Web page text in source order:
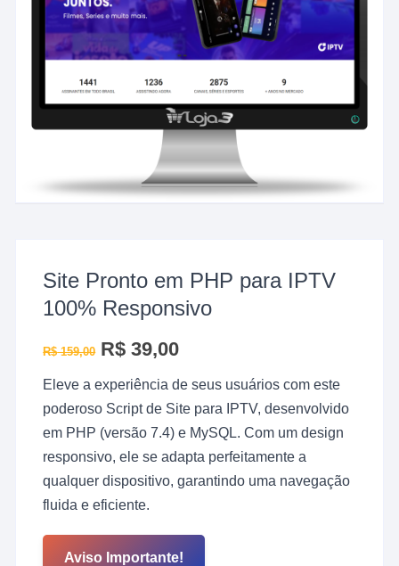
Site Pronto em PHP para IPTV
100% Responsivo
R$159,00 O
preço
era:
R$ 39,00O
é:
Eleve a experiência de seus usuários com este
poderoso Script de Site para IPTV, desenvolvido
em PHP (versão 7.4) e MySQL. Com um design
responsivo, ele se adapta perfeitamente a
qualquer dispositivo, garantindo uma navegação
fluida e eficiente.
Aviso Importante!